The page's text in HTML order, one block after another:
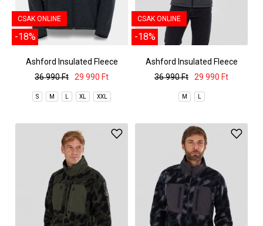
CSAK ONLINE
-18%
Ashford Insulated Fleece
Jacket
36 990 Ft 29 990 Ft
S M L XL XXL
CSAK ONLINE
-18%
Ashford Insulated Fleece
Jacket
36 990 Ft 29 990 Ft
M L